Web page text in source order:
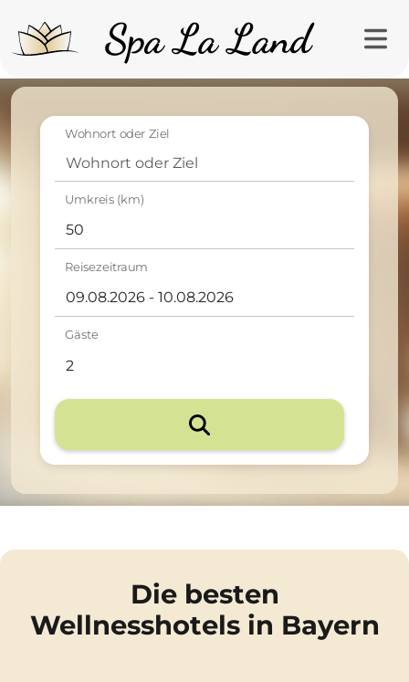
Wohnort oder Ziel
Umkreis (km)
Reisezeitraum
Gäste
Die besten
Wellnesshotels in Bayern